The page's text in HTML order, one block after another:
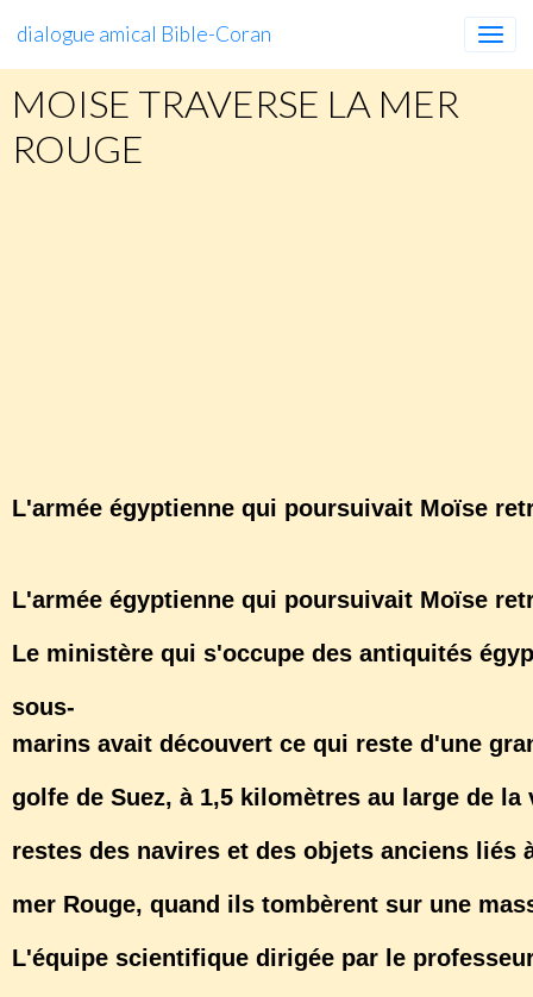
dialogue amical Bible-Coran
MOISE TRAVERSE LA MER
ROUGE
L'armée égyptienne qui poursuivait Moïse
L'armée égyptienne qui poursuivait Moïse
Le ministère qui s'occupe des antiquités
sous-
marins avait découvert ce qui reste d'une
golfe de Suez, à 1,5 kilomètres au large de
restes des navires et des objets anciens
mer Rouge, quand ils tombèrent sur une
L'équipe scientifique dirigée par le